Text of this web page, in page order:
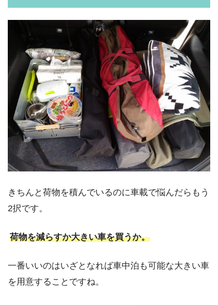
きちんと荷物を積んでいるのに車載で悩んだらもう
2択です。
荷物を減らすか大きい車を買うか。
一番いいのはいざとなれば車中泊も可能な大きい車
を用意することですね。